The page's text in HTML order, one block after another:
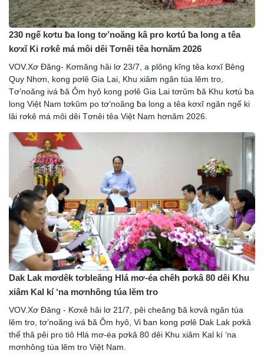
230 ngế kơtu ƀa long tơ’noăng kâ pro kơtú ƀa long a têa
kơxĭ Ki rơkê má môi dêi Tơnêi têa hơnăm 2026
VOV.Xơ Đăng- Kơmăng hâi lơ 23/7, a plông kĭng têa kơxĭ Bêng
Quy Nhơn, kong pơlê Gia Lai, Khu xiâm ngăn túa lĕm tro,
Tơ’noăng ivá ƀă Ôm hyô kong pơlê Gia Lai tơrŭm ƀă Khu kơtú ƀa
long Việt Nam tơkŭm po tơ’noăng ƀa long a têa kơxĭ ngăn ngế ki
lâi rơkê má môi dêi Tơnêi têa Việt Nam hơnăm 2026.
Dak Lak mơdêk tơbleăng Hlá mơ-éa chêh pơkâ 80 dêi Khu
xiâm Kal kí ‘na mơnhông túa lĕm tro
VOV.Xơ Đăng - Kơxê hâi lơ 21/7, pêi cheăng ƀă kơvâ ngăn túa
lĕm tro, tơ’noăng ivá ƀă Ôm hyô, Vi ƀan kong pơlê Dak Lak pơkâ
thế thâ pêi pro tiô Hlá mơ-éa pơkâ 80 dêi Khu xiâm Kal kí ‘na
mơnhông túa lĕm tro Việt Nam.